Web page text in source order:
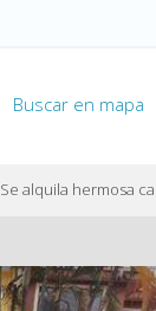
Buscar en mapa
Se alquila hermosa